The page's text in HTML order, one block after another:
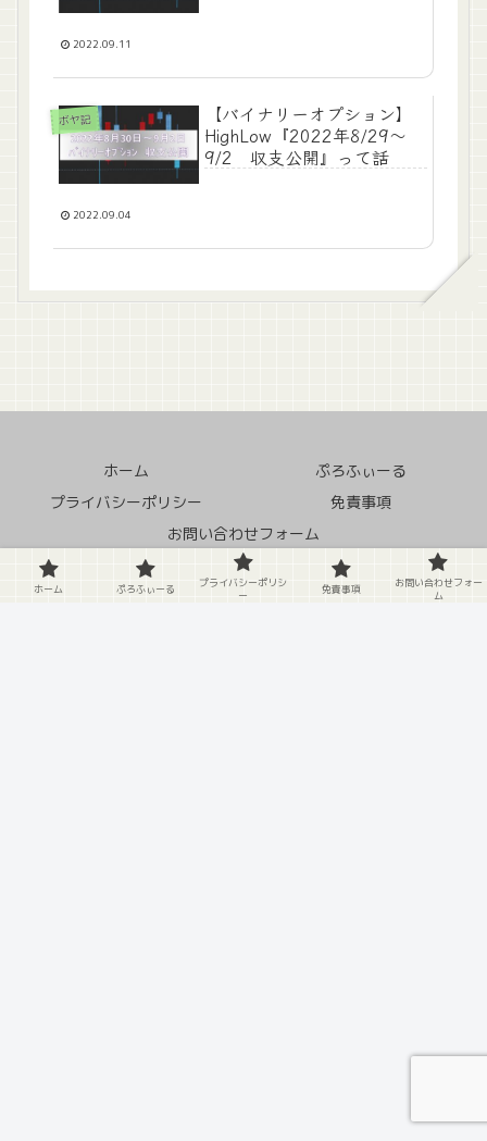
2022.09.11
ボヤ記
【バイナリーオプション】
HighLow『2022年8/29～
9/2 収支公開』って話
2022.09.04
ホーム
ぷろふぃーる
プライバシーポリシー
免責事項
お問い合わせフォーム
© 2020 クソ田舎の中の蛙.
ホーム ぷろふぃーる
プライバシーポリシ
ー
免責事項
お問い合わせフォー
ム